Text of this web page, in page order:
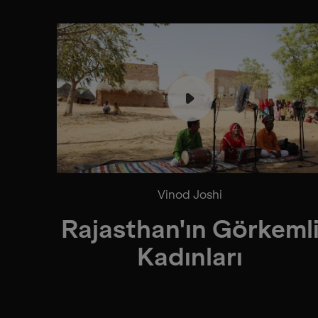
Vinod Joshi
Rajasthan'ın
Kadınları